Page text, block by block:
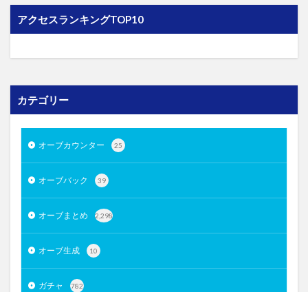
アクセスランキングTOP10
カテゴリー
オーブカウンター 25
オーブバック 39
オーブまとめ 2,298
オーブ生成 10
ガチャ 782